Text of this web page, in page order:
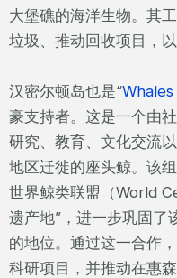
大堡礁的海洋生物。其
垃圾、推动回收项目，
汉密尔顿岛也是“
豪支持者。这是一个由
研究、教育、文化交流
地区迁徙的座头鲸。该
世界鲸类联盟（World
遗产地”，进一步巩固了
的地位。通过这一合作
科研项目，并推动在惠